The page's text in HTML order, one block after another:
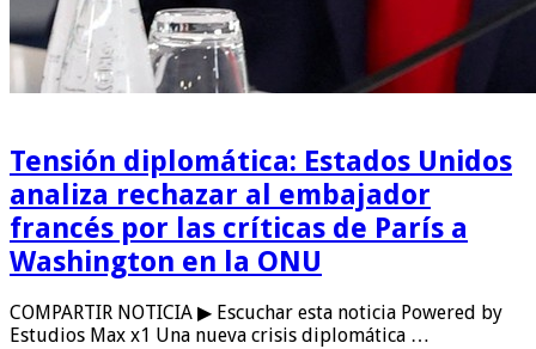
Tensión diplomática: Estados Unidos
analiza rechazar al embajador
francés por las críticas de París a
Washington en la ONU
COMPARTIR NOTICIA ▶ Escuchar esta noticia Powered by
Estudios Max x1 Una nueva crisis diplomática …